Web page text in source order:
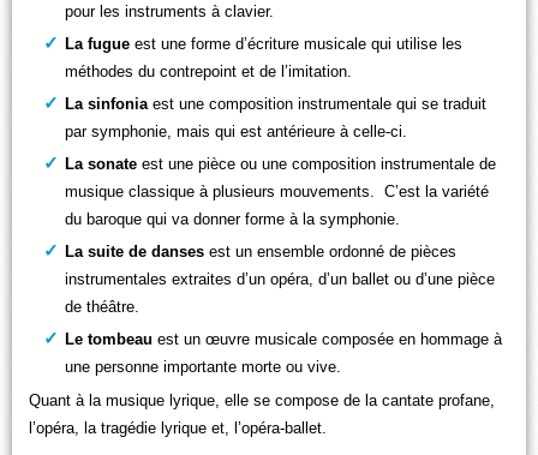
pour les instruments à clavier.
La fugue est une forme d’écriture musicale qui utilise les
méthodes du contrepoint et de l’imitation.
La sinfonia est une composition instrumentale qui se traduit
par symphonie, mais qui est antérieure à celle-ci.
La sonate est une pièce ou une composition instrumentale de
musique classique à plusieurs mouvements. C’est la variété
du baroque qui va donner forme à la symphonie.
La suite de danses est un ensemble ordonné de pièces
instrumentales extraites d’un opéra, d’un ballet ou d’une pièce
de théâtre.
Le tombeauest un œuvre musicale composée en hommage à
une personne importante morte ou vive.
Quant à la musique lyrique, elle se compose de la cantate profane,
l’opéra, la tragédie lyrique et, l’opéra-ballet.